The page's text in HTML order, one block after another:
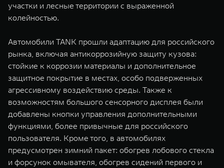
участки и лесные территории с выраженной
колейностью.
Автомобили TANK прошли адаптацию для российского
рынка, включая антикоррозийную защиту кузова:
стойкие к коррозии материалы и дополнительное
защитное покрытие в местах, особо подверженных
агрессивному воздействию среды. Также к
возможностям большого сенсорного дисплея были
добавлены кнопки управления дополнительными
функциями, более привычные для российского
пользователя. Кроме того, в автомобилях
предусмотрен зимний пакет: обогрев лобового стекла
и форсунок омывателя, обогрев сидений первого и